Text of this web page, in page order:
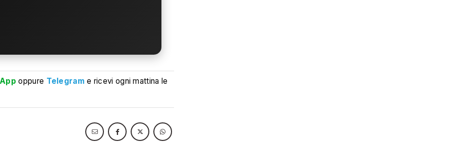
oppure Telegram e ricevi ogni mattina le